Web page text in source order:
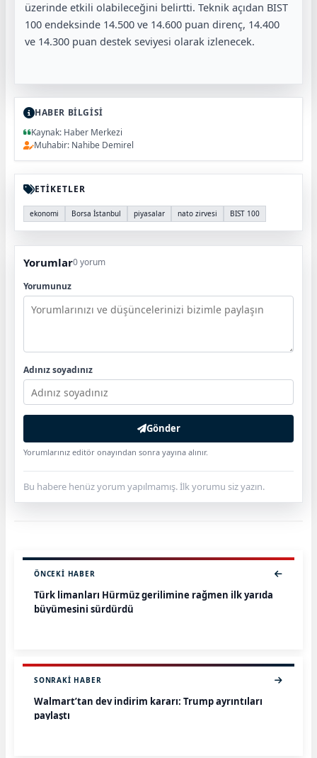
üzerinde etkili olabileceğini belirtti. Teknik açıdan BIST
100 endeksinde 14.500 ve 14.600 puan direnç, 14.400
ve 14.300 puan destek seviyesi olarak izlenecek.
HABER BİLGİSİ
Kaynak: Haber Merkezi
Muhabir: Nahibe Demirel
ETİKETLER
ekonomi Borsa İstanbul piyasalar nato zirvesi BIST 100
Yorumlar0 yorum
Yorumunuz
Adınız soyadınız
Gönder
Yorumlarınız editör onayından sonra yayına alınır.
Bu habere henüz yorum yapılmamış. İlk yorumu siz yazın.
ÖNCEKI HABER
Türk limanları Hürmüz gerilimine rağmen ilk yarıda
büyümesini sürdürdü
SONRAKI HABER
Walmart’tan dev indirim kararı: Trump ayrıntıları
paylaştı